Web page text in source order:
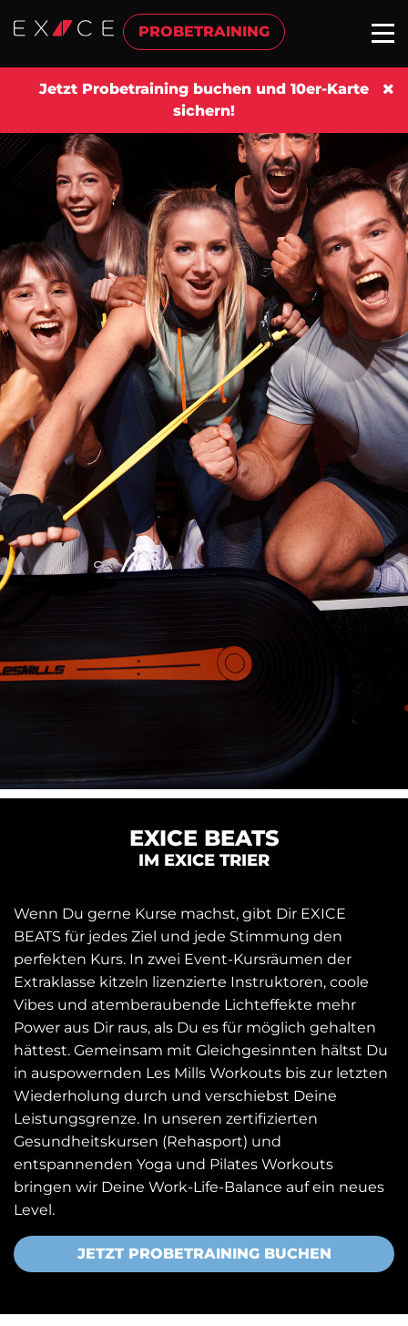
PROBETRAINING
Jetzt Probetraining buchen und 10er-Karte
sichern!
EXICE BEATS
IM EXICE TRIER
Wenn Du gerne Kurse machst, gibt Dir EXICE
BEATS für jedes Ziel und jede Stimmung den
perfekten Kurs. In zwei Event-Kursräumen der
Extraklasse kitzeln lizenzierte Instruktoren, coole
Vibes und atemberaubende Lichteffekte mehr
Power aus Dir raus, als Du es für möglich gehalten
hättest. Gemeinsam mit Gleichgesinnten hältst Du
in auspowernden Les Mills Workouts bis zur letzten
Wiederholung durch und verschiebst Deine
Leistungsgrenze. In unseren zertifizierten
Gesundheitskursen (Rehasport) und
entspannenden Yoga und Pilates Workouts
bringen wir Deine Work-Life-Balance auf ein neues
Level.
JETZT PROBETRAINING BUCHEN